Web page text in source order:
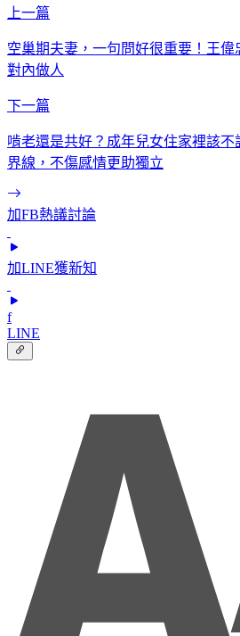
上一篇
空巢期夫妻，一句問好很重要！王
對內做人
下一篇
啃老還是共好？成年兒女住家裡該
界線，不傷感情更助獨立
加FB熱議討論
加LINE獲新知
f
LINE